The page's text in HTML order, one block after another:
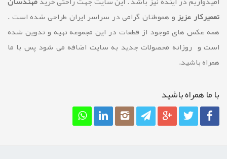
تعمیرکار عزیزو هموطنان گرامی در سراسر ایران طراحی شده است .
همه عکس های موجود از قطعات در این مجموعه تهیه و تدوین شده
است و روزانه محصولات جدید به سایت اضافه می شود پس با ما
همراه باشید.
با ما همراه باشيد